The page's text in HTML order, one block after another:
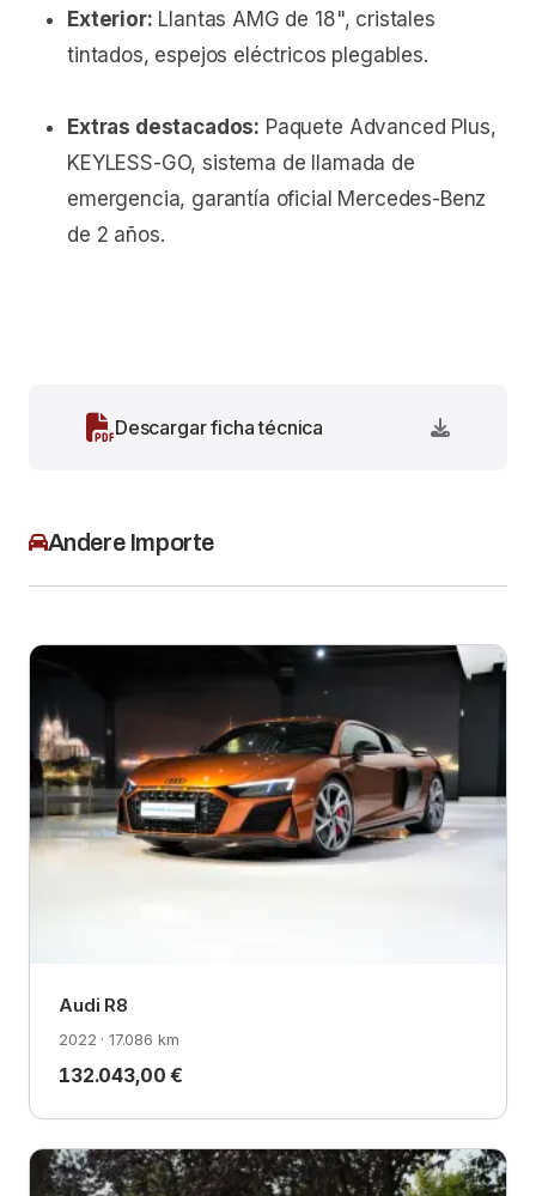
Exterior: Llantas AMG de 18", cristales
tintados, espejos eléctricos plegables.
Extras destacados: Paquete Advanced Plus,
KEYLESS-GO, sistema de llamada de
emergencia, garantía oficial Mercedes-Benz
de 2 años.
Descargar ficha técnica
Andere Importe
Audi R8
2022 · 17.086 km
132.043,00 €